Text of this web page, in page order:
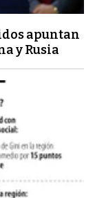
apuntan
y Rusia